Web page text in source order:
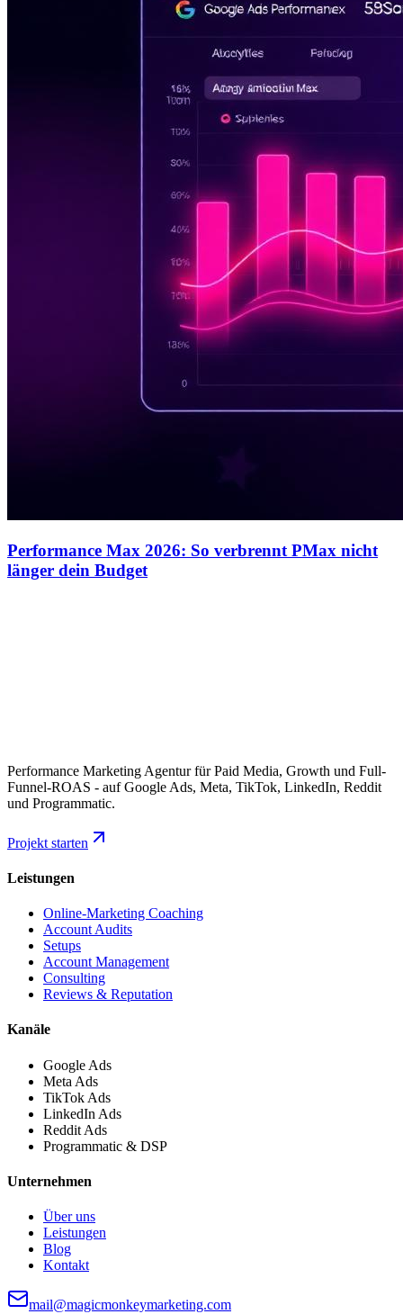
Performance Max 2026: So verbrennt PMax nicht
länger dein Budget
Performance Marketing Agentur für Paid Media, Growth und Full-
Funnel-ROAS - auf Google Ads, Meta, TikTok, LinkedIn, Reddit
und Programmatic.
Projekt starten
Leistungen
Online-Marketing Coaching
Account Audits
Setups
Account Management
Consulting
Reviews & Reputation
Kanäle
Google Ads
Meta Ads
TikTok Ads
LinkedIn Ads
Reddit Ads
Programmatic & DSP
Unternehmen
Über uns
Leistungen
Blog
Kontakt
mail@magicmonkeymarketing.com